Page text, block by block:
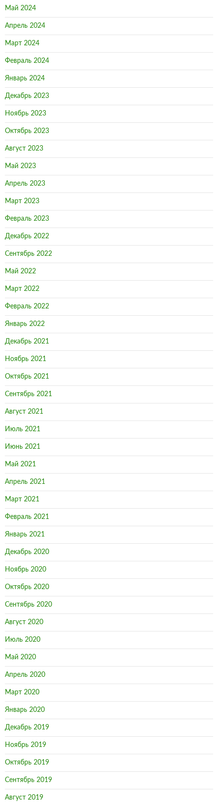
Май 2024
Апрель 2024
Март 2024
Февраль 2024
Январь 2024
Декабрь 2023
Ноябрь 2023
Октябрь 2023
Август 2023
Май 2023
Апрель 2023
Март 2023
Февраль 2023
Декабрь 2022
Сентябрь 2022
Май 2022
Март 2022
Февраль 2022
Январь 2022
Декабрь 2021
Ноябрь 2021
Октябрь 2021
Сентябрь 2021
Август 2021
Июль 2021
Июнь 2021
Май 2021
Апрель 2021
Март 2021
Февраль 2021
Январь 2021
Декабрь 2020
Ноябрь 2020
Октябрь 2020
Сентябрь 2020
Август 2020
Июль 2020
Май 2020
Апрель 2020
Март 2020
Январь 2020
Декабрь 2019
Ноябрь 2019
Октябрь 2019
Сентябрь 2019
Август 2019